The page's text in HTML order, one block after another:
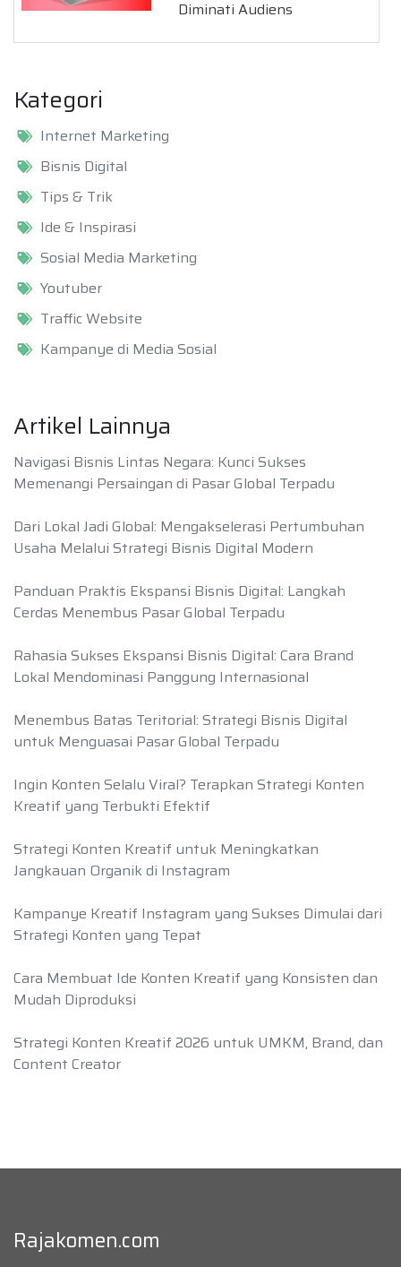
Diminati Audiens
Kategori
Internet Marketing
Bisnis Digital
Tips & Trik
Ide & Inspirasi
Sosial Media Marketing
Youtuber
Traffic Website
Kampanye di Media Sosial
Artikel Lainnya
Navigasi Bisnis Lintas Negara: Kunci Sukses
Memenangi Persaingan di Pasar Global Terpadu
Dari Lokal Jadi Global: Mengakselerasi Pertumbuhan
Usaha Melalui Strategi Bisnis Digital Modern
Panduan Praktis Ekspansi Bisnis Digital: Langkah
Cerdas Menembus Pasar Global Terpadu
Rahasia Sukses Ekspansi Bisnis Digital: Cara Brand
Lokal Mendominasi Panggung Internasional
Menembus Batas Teritorial: Strategi Bisnis Digital
untuk Menguasai Pasar Global Terpadu
Ingin Konten Selalu Viral? Terapkan Strategi Konten
Kreatif yang Terbukti Efektif
Strategi Konten Kreatif untuk Meningkatkan
Jangkauan Organik di Instagram
Kampanye Kreatif Instagram yang Sukses Dimulai dari
Strategi Konten yang Tepat
Cara Membuat Ide Konten Kreatif yang Konsisten dan
Mudah Diproduksi
Strategi Konten Kreatif 2026 untuk UMKM, Brand, dan
Content Creator
Rajakomen.com